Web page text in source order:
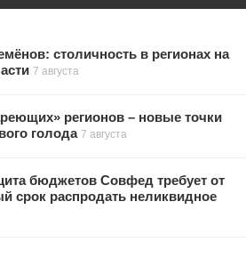
столичность в регионах на
7 августа
регионов – новые точки
голода 7 августа
бюджетов Совфед требует от
срок распродать неликвидное